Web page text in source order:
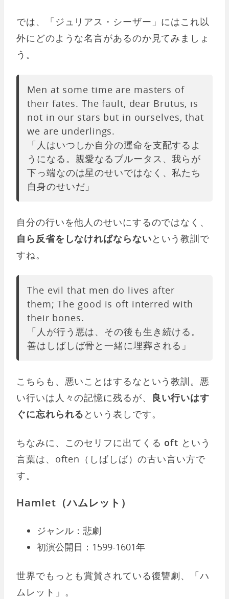
では、「ジュリアス・シーザー」にはこれ以
外にどのような名言があるのか見てみましょ
う。
Men at some time are masters of
their fates. The fault, dear Brutus, is
not in our stars but in ourselves, that
we are underlings.
「人はいつしか自分の運命を支配するよ
うになる。親愛なるブルータス、我らが
下っ端なのは星のせいではなく、私たち
自身のせいだ」
自分の行いを他人のせいにするのではなく、
自ら反省をしなければならないという教訓で
すね。
The evil that men do lives after
them; The good is oft interred with
their bones.
「人が行う悪は、その後も生き続ける。
善はしばしば骨と一緒に埋葬される」
こちらも、悪いことはするなという教訓。悪
い行いは人々の記憶に残るが、
良い行いはす
ぐに忘れられる という表しです。
ちなみに、このセリフに出てくる oft という
言葉は、often（しばしば）の古い言い方で
す。
Hamlet（ハムレット）
ジャンル：悲劇
初演公開日：1599-1601年
世界でもっとも賞賛されている復讐劇、「ハ
ムレット」。